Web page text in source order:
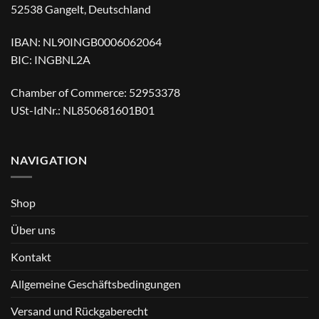
52538 Gangelt, Deutschland
IBAN: NL90INGB0006062064
BIC: INGBNL2A
Chamber of Commerce: 52953378
USt-IdNr.: NL850681601B01
NAVIGATION
Shop
Über uns
Kontakt
Allgemeine Geschäftsbedingungen
Versand und Rückgaberecht